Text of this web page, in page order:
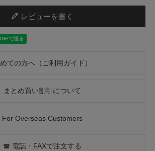
レビューを書く
ての方へ（ご利用ガイド）
まとめ買い割引について
For Overseas Customers
☎ 電話・FAXで注文する